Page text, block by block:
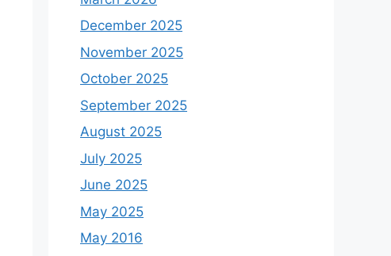
December 2025
November 2025
October 2025
September 2025
August 2025
July 2025
June 2025
May 2025
May 2016